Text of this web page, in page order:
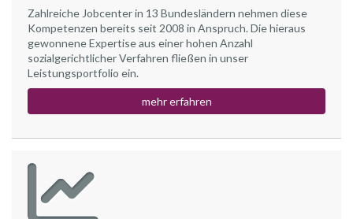
Zahlreiche Jobcenter in 13 Bundesländern nehmen diese
Kompetenzen bereits seit 2008 in Anspruch. Die hieraus
gewonnene Expertise aus einer hohen Anzahl
sozialgerichtlicher Verfahren fließen in unser
Leistungsportfolio ein.
mehr erfahren